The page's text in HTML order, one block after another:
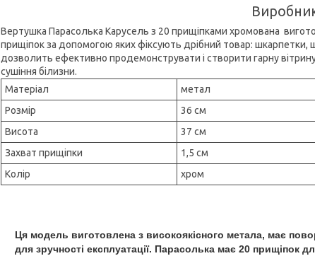
Вертушка Парасолька Карусель з 20 прищіпками хромована
прищіпок за допомогою яких фіксують дрібний товар: шкарпетки,
дозволить ефективно продемонструвати і створити гарну
сушіння білизни.
Матеріал
метал
Розмір
36 см
Висота
37 см
Захват прищіпки
1,5 см
Колір
хром
Ця модель виготовлена з високоякісного метала, має
для зручності експлуатації. Парасолька має 20 прищіпок